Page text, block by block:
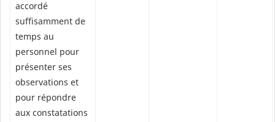
accordé
suffisamment de
temps au
personnel pour
présenter ses
observations et
pour répondre
aux constatations